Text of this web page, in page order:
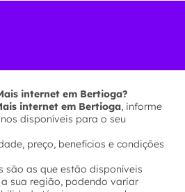
internet em Bertioga?
internet em Bertioga, informe
disponíveis para o seu
preço, benefícios e condições
são as que estão disponíveis
sua região, podendo variar